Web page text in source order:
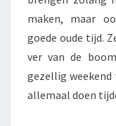
maken, maar
goede oude tijd.
ver van de
gezellig
allemaal doen